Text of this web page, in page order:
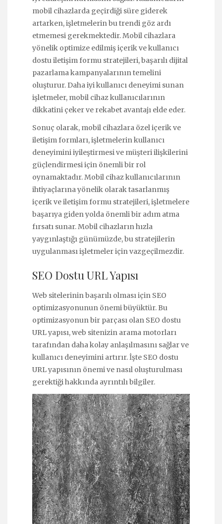
mobil cihazlarda geçirdiği süre giderek
artarken, işletmelerin bu trendi göz ardı
etmemesi gerekmektedir. Mobil cihazlara
yönelik optimize edilmiş içerik ve kullanıcı
dostu iletişim formu stratejileri, başarılı dijital
pazarlama kampanyalarının temelini
oluşturur. Daha iyi kullanıcı deneyimi sunan
işletmeler, mobil cihaz kullanıcılarının
dikkatini çeker ve rekabet avantajı elde eder.
Sonuç olarak, mobil cihazlara özel içerik ve
iletişim formları, işletmelerin kullanıcı
deneyimini iyileştirmesi ve müşteri ilişkilerini
güçlendirmesi için önemli bir rol
oynamaktadır. Mobil cihaz kullanıcılarının
ihtiyaçlarına yönelik olarak tasarlanmış
içerik ve iletişim formu stratejileri, işletmelere
başarıya giden yolda önemli bir adım atma
fırsatı sunar. Mobil cihazların hızla
yaygınlaştığı günümüzde, bu stratejilerin
uygulanması işletmeler için vazgeçilmezdir.
SEO Dostu URL Yapısı
Web sitelerinin başarılı olması için SEO
optimizasyonunun önemi büyüktür. Bu
optimizasyonun bir parçası olan SEO dostu
URL yapısı, web sitenizin arama motorları
tarafından daha kolay anlaşılmasını sağlar ve
kullanıcı deneyimini artırır. İşte SEO dostu
URL yapısının önemi ve nasıl oluşturulması
gerektiği hakkında ayrıntılı bilgiler.